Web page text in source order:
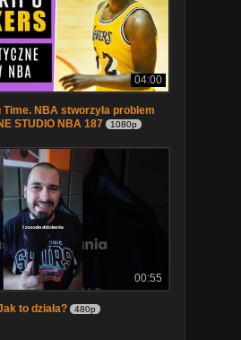
04:00
Time. NBA stworzyła problem
STUDIO NBA 187
1080p
00:55
to działa? 480p